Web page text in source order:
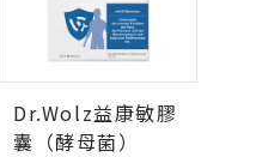
Dr.Wolz益康敏膠
囊（酵母菌）